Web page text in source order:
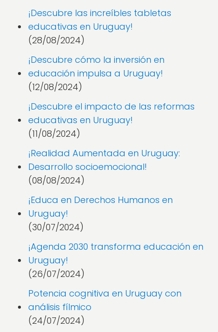
¡Descubre las increíbles tabletas
educativas en Uruguay!
(28/08/2024)
¡Descubre cómo la inversión en
educación impulsa a Uruguay!
(12/08/2024)
¡Descubre el impacto de las reformas
educativas en Uruguay!
(11/08/2024)
¡Realidad Aumentada en Uruguay:
Desarrollo socioemocional!
(08/08/2024)
¡Educa en Derechos Humanos en
Uruguay!
(30/07/2024)
¡Agenda 2030 transforma educación en
Uruguay!
(26/07/2024)
Potencia cognitiva en Uruguay con
análisis fílmico
(24/07/2024)